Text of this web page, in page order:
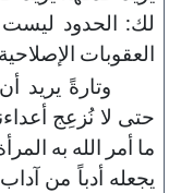
لك: الحدود ليست
العقوبات
وتارةً يريد
حتى لا نُزعِج
ما أمر الله به
يجعله أدباً من